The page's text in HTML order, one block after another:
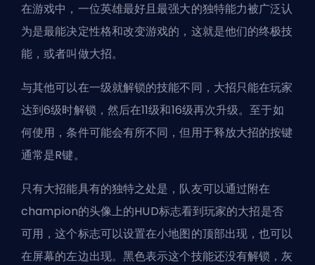
在游戏中，一位英雄最好且最强大的独特能力被广泛认
为是最能决定性格和改变游戏的，这就是他们的终极技
能，或者叫做大招。
与其他可以在一级就解锁的技能不同，大招只能在玩家
达到6级时解锁，然后在11级和16级再次升级。至于如
何使用，条件可能会有所不同，但用于释放大招的按键
通常是R键。
只有大招能具有的独特之处是，队友可以通过附在
champion的头像上的HUD标志看到玩家的大招是否
可用，这个标志可以设置在小地图的顶部出现，也可以
在屏幕的左边出现。黑色表示这个技能还没有解锁，灰